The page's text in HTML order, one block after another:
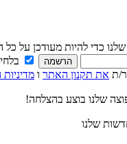
שלנו כדי להיות מעודכן על
הרשמה
ת את תקנון האתר ו
שלנו בוצע בהצלחה!
שלנו